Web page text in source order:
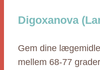
Digoxanova
Gem dine
mellem 68-77